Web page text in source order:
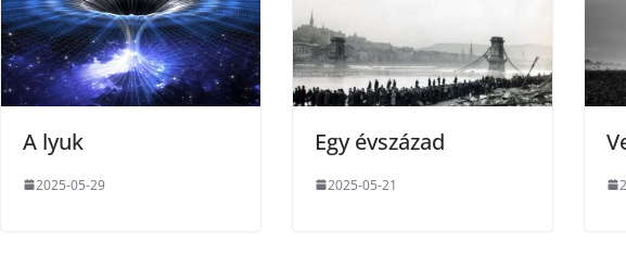
A lyuk
2025-05-29
Egy évszázad
2025-05-21